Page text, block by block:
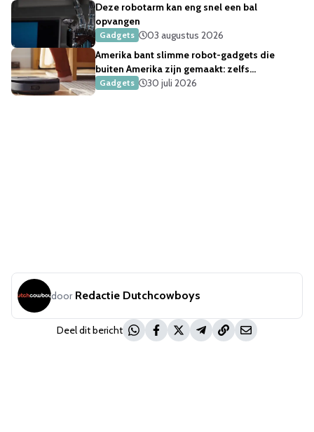
Deze robotarm kan eng snel een bal
opvangen
Gadgets
03 augustus 2026
Amerika bant slimme robot-gadgets die
buiten Amerika zijn gemaakt: zelfs
robotstofzuigers
Gadgets 30 juli 2026
door Redactie Dutchcowboys
Deel dit bericht